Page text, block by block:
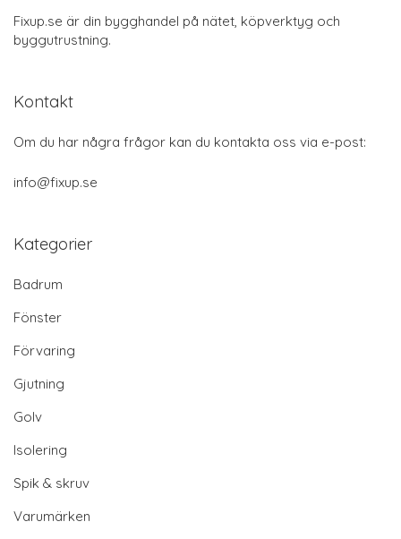
Fixup.se är din bygghandel på nätet, köpverktyg och
byggutrustning.
Kontakt
Om du har några frågor kan du kontakta oss via e-post:
info@fixup.se
Kategorier
Badrum
Fönster
Förvaring
Gjutning
Golv
Isolering
Spik & skruv
Varumärken